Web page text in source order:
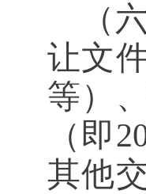
（
让文
等）
（即
其他